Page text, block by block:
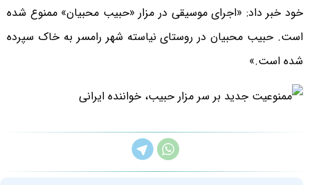
خود خبر داد: «اجرای ‎موسیقی در مزار «‎حبیب محبیان» ممنوع شده
است. حبیب محبیان در روستای نیاسته شهر رامسر به خاک سپرده
شده است.»